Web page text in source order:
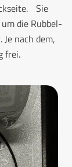
Sie
die Rubbel-
nach dem,
frei.